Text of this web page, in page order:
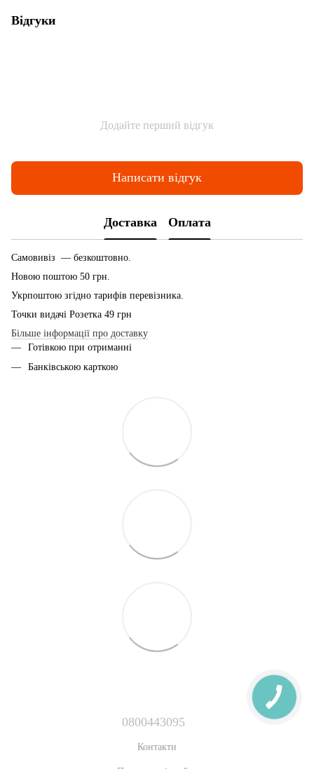
Відгуки
Додайте перший відгук
Написати відгук
Доставка Оплата
Самовивіз — безкоштовно.
Новою поштою 50 грн.
Укрпоштою згідно тарифів перевізника.
Точки видачі Розетка 49 грн
Більше інформації про доставку
Готівкою при отриманні
Банківською карткою
0800443095
Контакти